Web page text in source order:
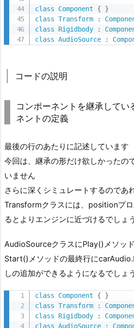
コ
ー
ド
2.
C
o
p
o
n
t
<
2.
2.
G
t
class Component {
}
class Transform :
class
Rigidbody :
class AudioSource :
コードの説明
コンポーネントを継承してい
ネントの定義
最後の行のあたりに記述しています
今回は、継承の形だけ欲しかったの
いません
さらに深くシミュレートするのであ
Transformクラスには、positionプ
るとよりエンジンに近づけるでしょう
AudioSourceクラスにPlay()メソッド
Start()メソッドの最終行に
しの追加ができるようになるでしょう
class Component {
}
class Transform :
class
Rigidbody :
class AudioSource :